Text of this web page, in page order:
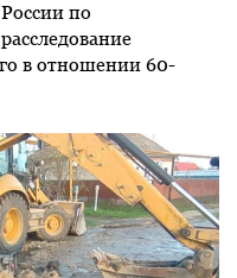
по
в отношении 60-